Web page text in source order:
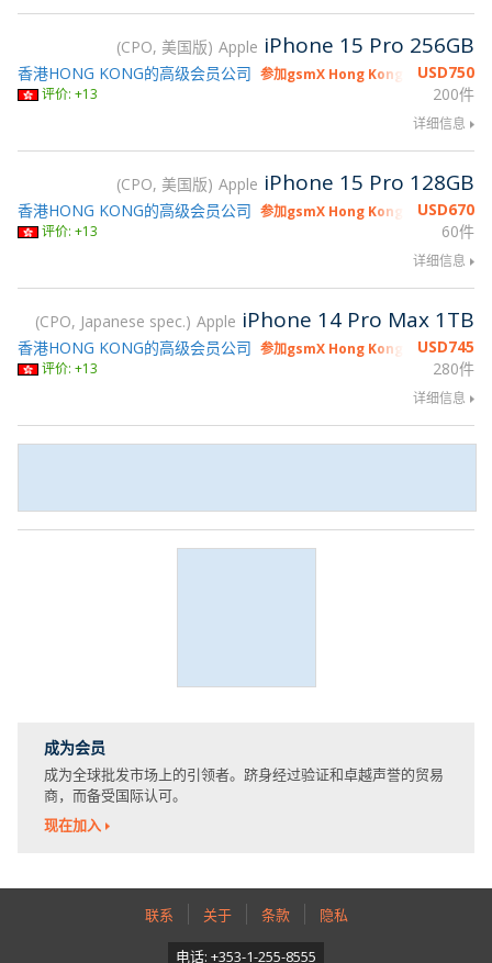
CPO, 美国版 Apple iPhone 15 Pro 256GB
USD750
200件
香港HONG KONG的高级会员公司 参加gsmX Hong Kong 2026
评价: +13
详细信息
CPO, 美国版 Apple iPhone 15 Pro 128GB
USD670
60件
香港HONG KONG的高级会员公司 参加gsmX Hong Kong 2026
评价: +13
详细信息
CPO, Japanese spec. Apple iPhone 14 Pro Max 1TB
USD745
280件
香港HONG KONG的高级会员公司 参加gsmX Hong Kong 2026
评价: +13
详细信息
成为会员
成为全球批发市场上的引领者。跻身经过验证和卓越声誉的贸易
商，而备受国际认可。
现在加入
联系 关于 条款 隐私
电话: +353-1-255-8555